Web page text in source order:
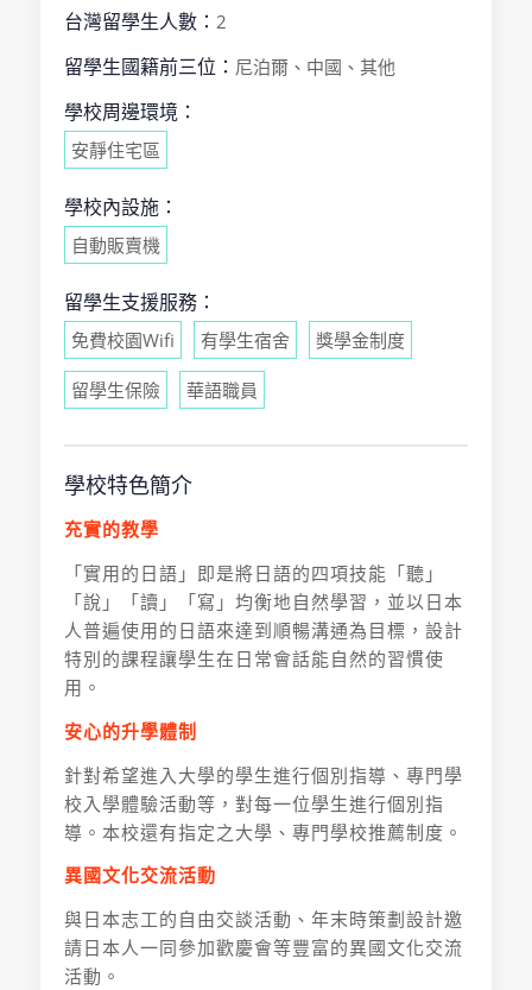
台灣留學生人數： 2
留學生國籍前三位： 尼泊爾、中國、其他
學校周邊環境：
安靜住宅區
學校內設施：
自動販賣機
留學生支援服務：
免費校園Wifi 有學生宿舍 獎學金制度
留學生保險 華語職員
學校特色簡介
充實的教學
「實用的日語」即是將日語的四項技能「聽」
「說」「讀」「寫」均衡地自然學習，並以日本
人普遍使用的日語來達到順暢溝通為目標，設計
特別的課程讓學生在日常會話能自然的習慣使
用。
安心的升學體制
針對希望進入大學的學生進行個別指導、專門學
校入學體驗活動等，對每一位學生進行個別指
導。本校還有指定之大學、專門學校推薦制度。
異國文化交流活動
與日本志工的自由交談活動、年末時策劃設計邀
請日本人一同參加歡慶會等豐富的異國文化交流
活動。